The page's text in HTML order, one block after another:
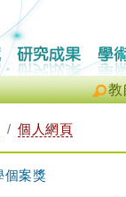
教
個人網頁
個案獎